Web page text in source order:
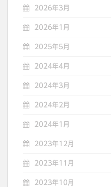
2026年3月
2026年1月
2025年5月
2024年4月
2024年3月
2024年2月
2024年1月
2023年12月
2023年11月
2023年10月